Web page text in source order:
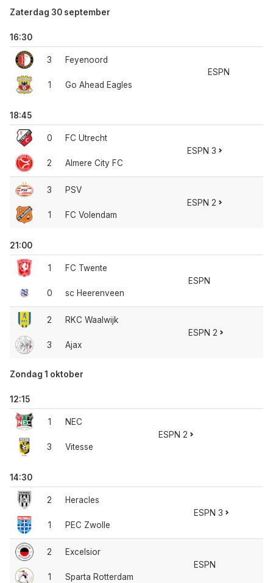
Zaterdag 30 september
16:30
3
1
Feyenoord
Go Ahead Eagles
ESPN
18:45
0
2
FC Utrecht
Almere City FC
ESPN 3
3
1
PSV
FC Volendam
ESPN 2
21:00
1
0
FC Twente
sc Heerenveen
ESPN
2
3
RKC Waalwijk
Ajax
ESPN 2
Zondag 1 oktober
12:15
1
3
NEC
Vitesse
ESPN 2
14:30
2
1
Heracles
PEC Zwolle
ESPN 3
2
1
Excelsior
Sparta Rotterdam
ESPN